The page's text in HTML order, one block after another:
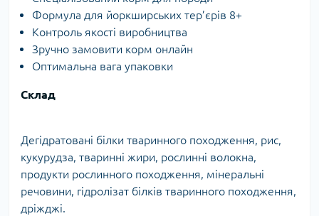
Формула для йоркширських тер’єрів 8+
Контроль якості виробництва
Зручно замовити корм онлайн
Оптимальна вага упаковки
Склад
Дегідратовані білки тваринного походження, рис,
кукурудза, тваринні жири, рослинні волокна,
продукти рослинного походження, мінеральні
речовини, гідролізат білків тваринного походження,
дріжджі.